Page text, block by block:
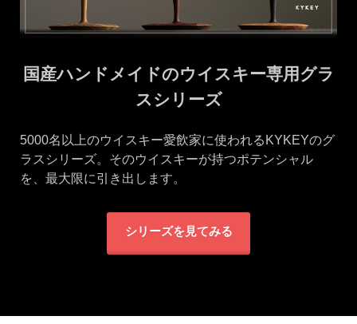
国産ハンドメイドのウイスキー専用グラ
スシリーズ
5000名以上のウイスキー愛飲家に使われるKYKEYのグ
ラスシリーズ。そのウイスキーが持つポテンシャル
を、最大限に引き出します。
シリーズを見てみる